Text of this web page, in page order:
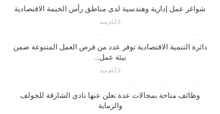
شواغر عمل إدارية وهندسية لدى مناطق رأس الخيمة الاقتصادية
3 أيام منذ
دائرة التنمية الاقتصادية توفر عدد من فرص العمل المتنوعة ضمن
بيئة عمل…
3 أيام منذ
وظائف متاحة بمجالات عدة تعلن عنها نادي الشارقة للجولف
والرماية